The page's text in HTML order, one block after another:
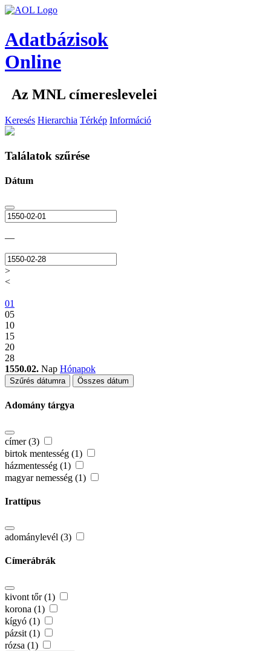
Adatbázisok
Online
Az MNL címereslevelei
Keresés Hierarchia Térkép Információ
Találatok szűrése
Dátum
—
>
<
01
05
10
15
20
28
1550.02. Nap Hónapok
Szűrés dátumra Összes dátum
Adomány tárgya
címer (3)
birtok mentesség (1)
házmentesség (1)
magyar nemesség (1)
Irattípus
adománylevél (3)
Címerábrák
kivont tőr (1)
korona (1)
kígyó (1)
pázsit (1)
rózsa (1)